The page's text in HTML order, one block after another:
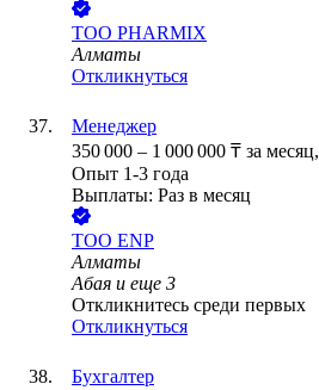
ТОО PHARMIX
Алматы
Откликнуться
Менеджер
350 000 – 1 000 000 ₸ за месяц,
Опыт 1-3 года
Выплаты: Раз в месяц
ТОО ENP
Алматы
Абая и еще 3
Откликнитесь среди первых
Откликнуться
Бухгалтер